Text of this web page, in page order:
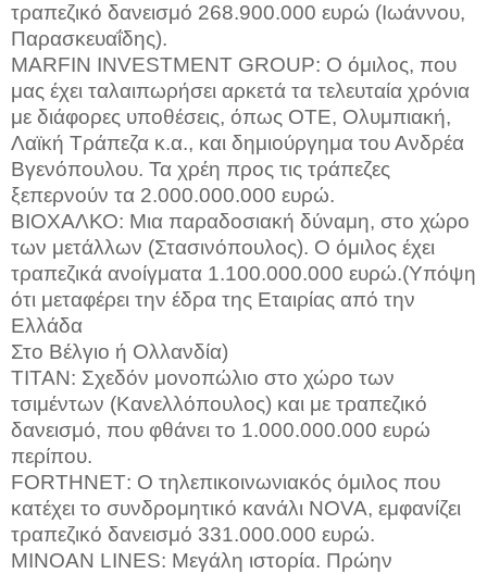
τραπεζικό δανεισμό 268.900.000 ευρώ (Ιωάννου,
Παρασκευαΐδης).
MARFIN INVESTMENT GROUP: Ο όμιλος, που
μας έχει ταλαιπωρήσει αρκετά τα τελευταία χρόνια
με διάφορες υποθέσεις, όπως ΟΤΕ, Ολυμπιακή,
Λαϊκή Τράπεζα κ.α., και δημιούργημα του Ανδρέα
Βγενόπουλου. Τα χρέη προς τις τράπεζες
ξεπερνούν τα 2.000.000.000 ευρώ.
ΒΙΟΧΑΛΚΟ: Μια παραδοσιακή δύναμη, στο χώρο
των μετάλλων (Στασινόπουλος). Ο όμιλος έχει
τραπεζικά ανοίγματα 1.100.000.000 ευρώ.(Υπόψη
ότι μεταφέρει την έδρα της Εταιρίας από την
Ελλάδα
Στο Βέλγιο ή Ολλανδία)
ΤΙΤΑΝ: Σχεδόν μονοπώλιο στο χώρο των
τσιμέντων (Κανελλόπουλος) και με τραπεζικό
δανεισμό, που φθάνει το 1.000.000.000 ευρώ
περίπου.
FORTHNET: Ο τηλεπικοινωνιακός όμιλος που
κατέχει το συνδρομητικό κανάλι NOVA, εμφανίζει
τραπεζικό δανεισμό 331.000.000 ευρώ.
MINOAN LINES: Μεγάλη ιστορία. Πρώην